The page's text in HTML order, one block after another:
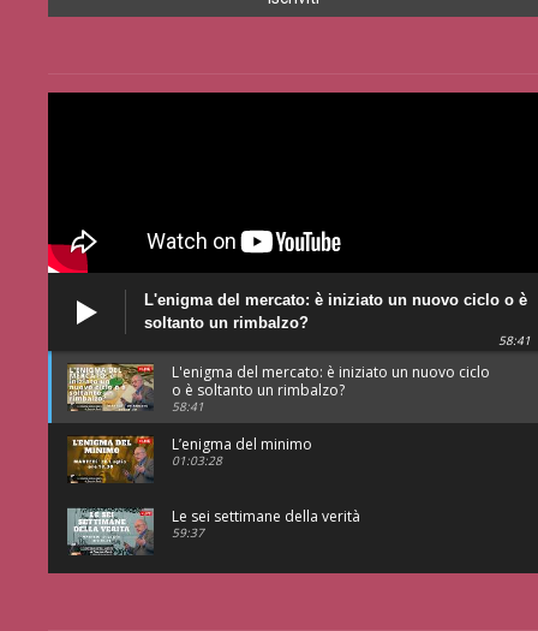
L'enigma del mercato: è iniziato un nuovo ciclo o è
soltanto un rimbalzo?
58:41
L'enigma del mercato: è iniziato un nuovo ciclo
o è soltanto un rimbalzo?
58:41
L’enigma del minimo
01:03:28
Le sei settimane della verità
59:37